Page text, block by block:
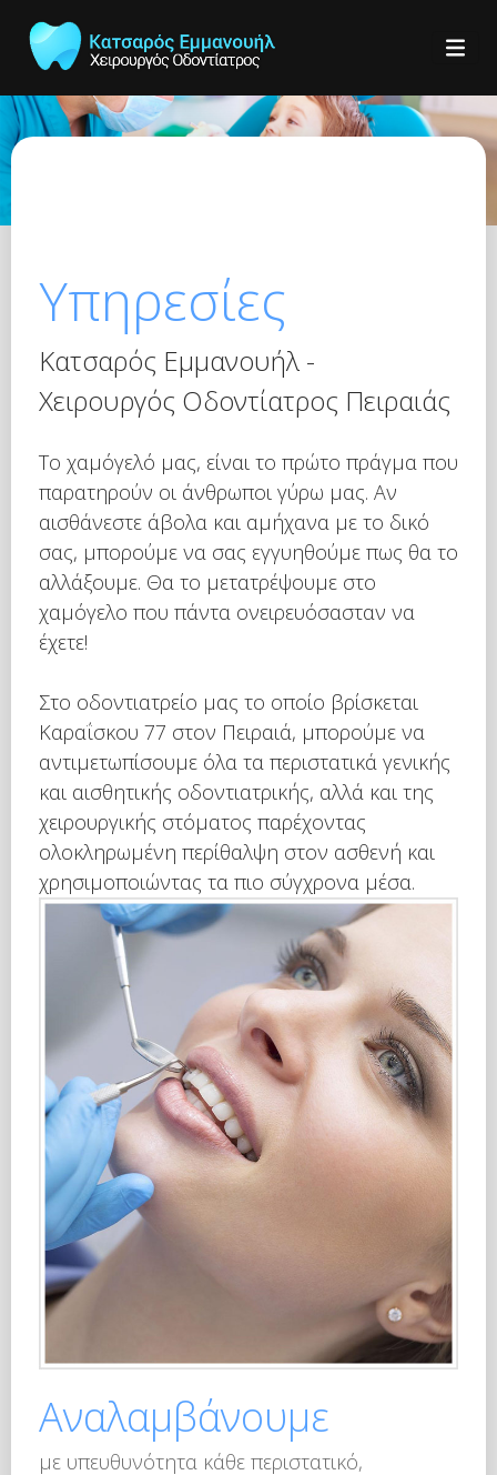
Υπηρεσίες
Κατσαρός Εμμανουήλ -
Χειρουργός Οδοντίατρος Πειραιάς
Το χαμόγελό μας, είναι το πρώτο πράγμα που
παρατηρούν οι άνθρωποι γύρω μας. Αν
αισθάνεστε άβολα και αμήχανα με το δικό
σας, μπορούμε να σας εγγυηθούμε πως θα το
αλλάξουμε. Θα το μετατρέψουμε στο
χαμόγελο που πάντα ονειρευόσασταν να
έχετε!
Στο οδοντιατρείο μας το οποίο βρίσκεται
Καραΐσκου 77 στον Πειραιά, μπορούμε να
αντιμετωπίσουμε όλα τα περιστατικά γενικής
και αισθητικής οδοντιατρικής, αλλά και της
χειρουργικής στόματος παρέχοντας
ολοκληρωμένη περίθαλψη στον ασθενή και
χρησιμοποιώντας τα πιο σύγχρονα μέσα.
Αναλαμβάνουμε
με υπευθυνότητα κάθε περιστατικό,